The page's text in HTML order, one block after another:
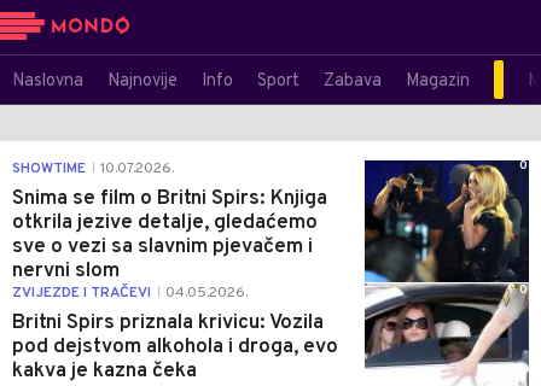
Naslovna Najnovije Info Sport Zabava Magazin
SHOWTIME 10.07.2026.
Snima se film o Britni Spirs: Knjiga
otkrila jezive detalje, gledaćemo
sve o vezi sa slavnim pjevačem i
nervni slom
0
ZVIJEZDE I TRAČEVI 04.05.2026.
Britni Spirs priznala krivicu: Vozila
pod dejstvom alkohola i droga, evo
kakva je kazna čeka
0